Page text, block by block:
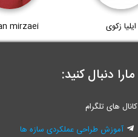
ایلیا زکوی mirzaei
مارا دنبال کنید:
کانال های تلگرام
آموزش طراحی عملکردی سازه ها